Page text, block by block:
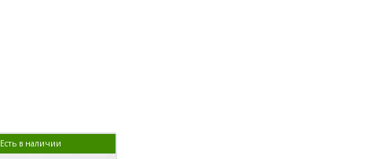
Есть в наличии